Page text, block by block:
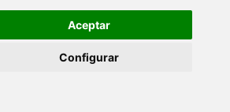
Aceptar
Configurar